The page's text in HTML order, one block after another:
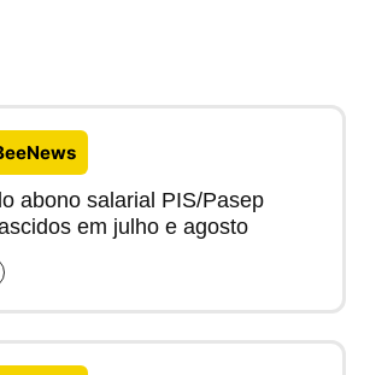
abono salarial PIS/Pasep
em julho e agosto